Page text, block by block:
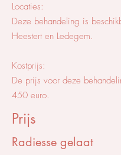
Locaties:
Deze behandeling is
Heestert en Ledegem.
Kostprijs:
De prijs voor deze
450 euro.
Prijs
Radiesse gelaat